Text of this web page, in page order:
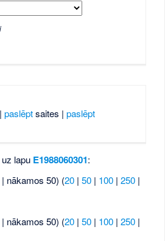
paslēptsaites | paslēpt
lapu E1988060301:
nākamos 50) (20 |50 | 100 |250 |
nākamos 50) (20 |50 | 100 |250 |